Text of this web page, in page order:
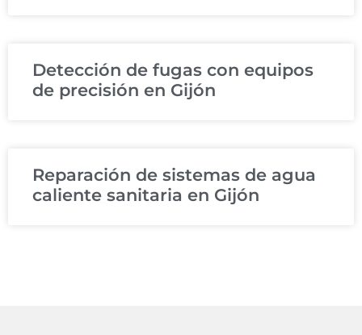
Detección de fugas con equipos
de precisión en Gijón
Reparación de sistemas de agua
caliente sanitaria en Gijón